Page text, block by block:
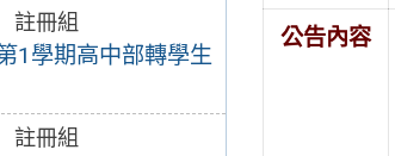
註冊組
1學期高中部轉學生
註冊組
公告內容